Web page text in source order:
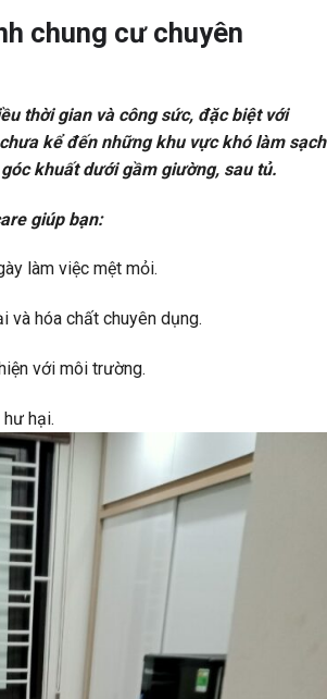
chung cư chuyên
thời gian và công sức, đặc biệt với
kể đến những khu vực khó làm sạch
khuất dưới gầm giường, sau tủ.
giúp bạn:
làm việc mệt mỏi.
và hóa chất chuyên dụng.
với môi trường.
hại.